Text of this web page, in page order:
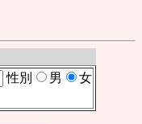
性別 男 女